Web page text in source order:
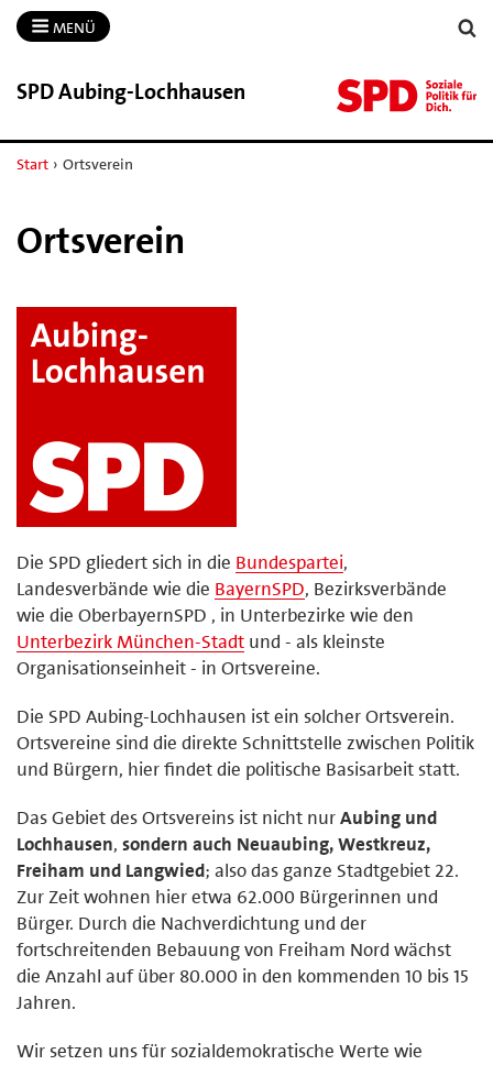
MENÜ
SPD Aubing-​Lochhausen
Start › Ortsverein
Ortsverein
Die SPD gliedert sich in die Bundespartei,
Landesverbände wie die BayernSPD, Bezirksverbände
wie die OberbayernSPD , in Unterbezirke wie den
Unterbezirk München-Stadt und - als kleinste
Organisationseinheit - in Ortsvereine.
Die SPD Aubing-Lochhausen ist ein solcher Ortsverein.
Ortsvereine sind die direkte Schnittstelle zwischen Politik
und Bürgern, hier findet die politische Basisarbeit statt.
Das Gebiet des Ortsvereins ist nicht nurAubing und
Lochhausen, sondern auch Neuaubing, Westkreuz,
Freiham und Langwied; also das ganze Stadtgebiet 22.
Zur Zeit wohnen hier etwa 62.000 Bürgerinnen und
Bürger. Durch die Nachverdichtung und der
fortschreitenden Bebauung von Freiham Nord wächst
die Anzahl auf über 80.000 in den kommenden 10 bis 15
Jahren.
Wir setzen uns für sozialdemokratische Werte wie